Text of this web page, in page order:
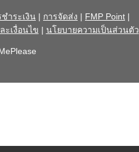
ชำระเงิน | การจัดส่ง | FMP Point |
ะเงื่อนไข | นโยบายความเป็นส่วนตัว